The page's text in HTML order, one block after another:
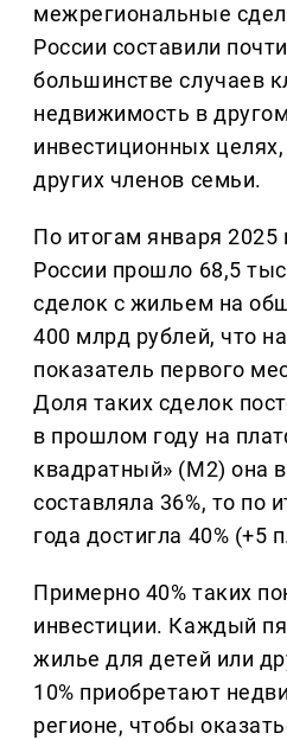
межрегиональные
России составили
большинстве случаев
недвижимость в
инвестиционных
других членов семьи.
По итогам января 2025
России прошло 68,5
сделок c жильем на
400 млрд рублей, что
показатель первого
Доля таких сделок
в прошлом году на
квадратный» (М2) она
составляла 36%, то по
года достигла 40% (+5
Примерно 40% таких
инвестиции. Каждый
жилье для детей или
10% приобретают
регионе, чтобы